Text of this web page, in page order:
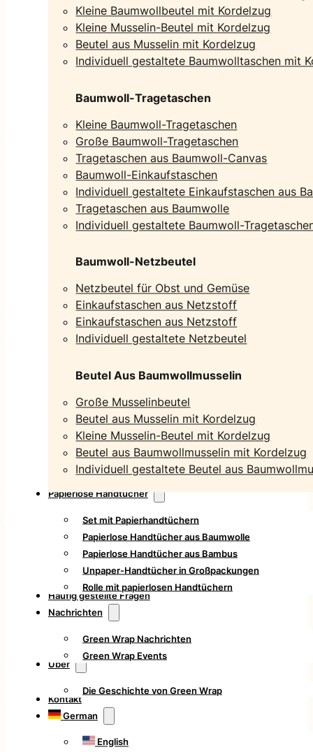
Kleine Baumwollbeutel mit Kordelzug
Kleine Musselin-Beutel mit Kordelzug
Beutel aus Musselin mit Kordelzug
Individuell gestaltete Baumwolltaschen mit
Baumwoll-Tragetaschen
Kleine Baumwoll-Tragetaschen
Große Baumwoll-Tragetaschen
Tragetaschen aus Baumwoll-Canvas
Baumwoll-Einkaufstaschen
Individuell gestaltete Einkaufstaschen aus
Tragetaschen aus Baumwolle
Individuell gestaltete Baumwoll-
Baumwoll-Netzbeutel
Netzbeutel für Obst und Gemüse
Einkaufstaschen aus Netzstoff
Einkaufstaschen aus Netzstoff
Individuell gestaltete Netzbeutel
Beutel Aus Baumwollmusselin
Große Musselinbeutel
Beutel aus Musselin mit Kordelzug
Kleine Musselin-Beutel mit Kordelzug
Beutel aus Baumwollmusselin mit Kordelzug
Individuell gestaltete Beutel aus
Papierlose Handtücher
Set mit Papierhandtüchern
Papierlose Handtücher aus Baumwolle
Papierlose Handtücher aus Bambus
Unpaper-Handtücher in Großpackungen
Rolle mit papierlosen Handtüchern
Häufig gestellte Fragen
Nachrichten
Green Wrap Nachrichten
Green Wrap Events
Über
Die Geschichte von Green Wrap
Kontakt
German
English